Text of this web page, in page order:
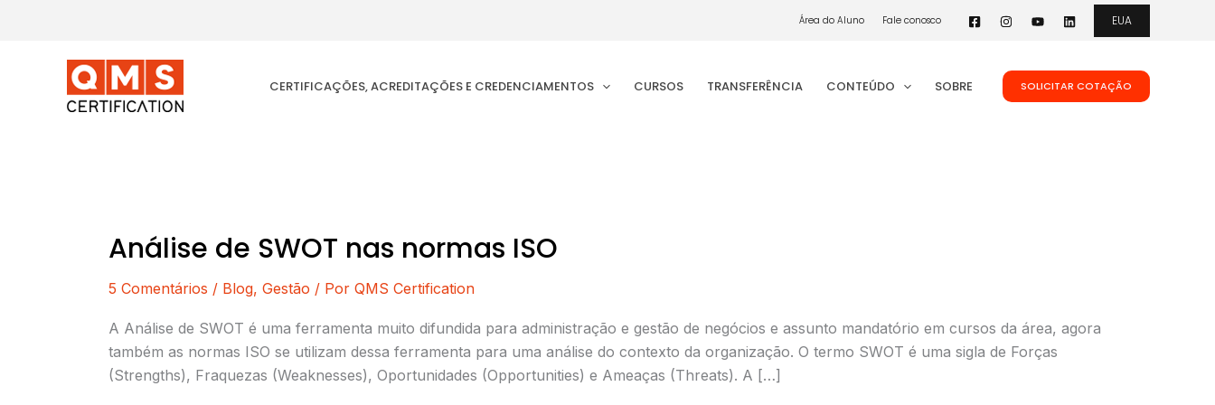
Área do Aluno Fale conosco EUA
CERTIFICAÇÕES, ACREDITAÇÕES E CREDENCIAMENTOS CURSOS TRANSFERÊNCIA CONTEÚDO SOBRE SOLICITAR COTAÇÃO
Análise de SWOT nas normas ISO
5 Comentários / Blog, Gestão / Por QMS Certification
A Análise de SWOT é uma ferramenta muito difundida para administração e gestão de negócios e assunto mandatório em cursos da área, agora
também as normas ISO se utilizam dessa ferramenta para uma análise do contexto da organização. O termo SWOT é uma sigla de Forças
(Strengths), Fraquezas (Weaknesses), Oportunidades (Opportunities) e Ameaças (Threats). A […]
Análise
SWOT
normas
ISO